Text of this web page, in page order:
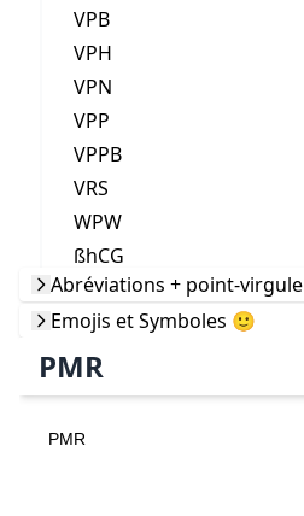
VPB
VPH
VPN
VPP
VPPB
VRS
WPW
ßhCG
Abréviations + point-virgule
Emojis et Symboles 🙂
PMR
PMR